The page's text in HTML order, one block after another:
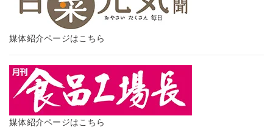
媒体紹介ページはこちら
媒体紹介ページはこちら